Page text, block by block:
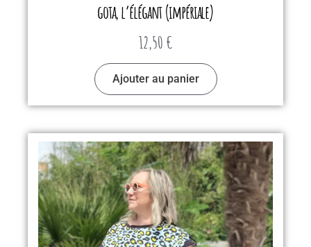
gota, l’élégant (impériale)
12,50 €
Ajouter au panier